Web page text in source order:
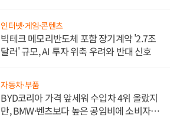
인터넷·게임·콘텐츠
빅테크 메모리반도체 포함 장기계약 '2.7조
달러' 규모, AI 투자 위축 우려와 반대 신호
자동차·부품
BYD코리아 가격 앞세워 수입차 4위 올랐지
만, BMW·벤츠보다 높은 공임비에 소비자